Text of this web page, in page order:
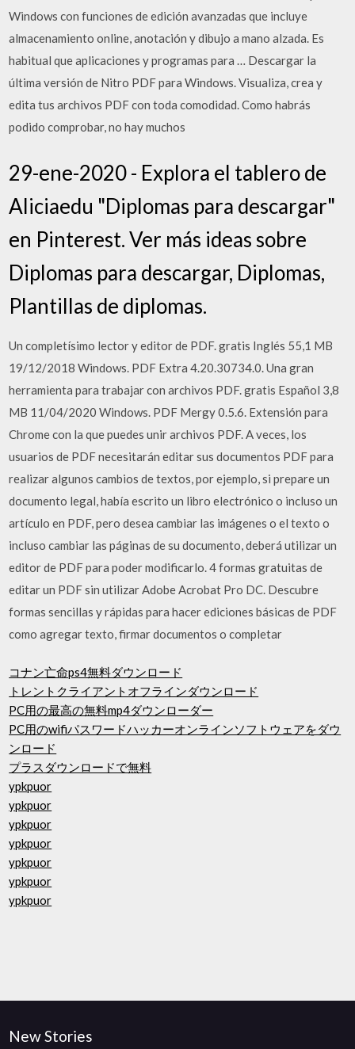
Windows con funciones de edición avanzadas que incluye
almacenamiento online, anotación y dibujo a mano alzada. Es
habitual que aplicaciones y programas para … Descargar la
última versión de Nitro PDF para Windows. Visualiza, crea y
edita tus archivos PDF con toda comodidad. Como habrás
podido comprobar, no hay muchos
29-ene-2020 - Explora el tablero de
Aliciaedu "Diplomas para descargar"
en Pinterest. Ver más ideas sobre
Diplomas para descargar, Diplomas,
Plantillas de diplomas.
Un completísimo lector y editor de PDF. gratis Inglés 55,1 MB
19/12/2018 Windows. PDF Extra 4.20.30734.0. Una gran
herramienta para trabajar con archivos PDF. gratis Español 3,8
MB 11/04/2020 Windows. PDF Mergy 0.5.6. Extensión para
Chrome con la que puedes unir archivos PDF. A veces, los
usuarios de PDF necesitarán editar sus documentos PDF para
realizar algunos cambios de textos, por ejemplo, si prepare un
documento legal, había escrito un libro electrónico o incluso un
artículo en PDF, pero desea cambiar las imágenes o el texto o
incluso cambiar las páginas de su documento, deberá utilizar un
editor de PDF para poder modificarlo. 4 formas gratuitas de
editar un PDF sin utilizar Adobe Acrobat Pro DC. Descubre
formas sencillas y rápidas para hacer ediciones básicas de PDF
como agregar texto, firmar documentos o completar
コナン亡命ps4無料ダウンロード
トレントクライアントオフラインダウンロード
PC用の最高の無料mp4ダウンローダー
PC用のwifiパスワードハッカーオンラインソフトウェアをダウ
ンロード
プラスダウンロードで無料
ypkpuor
ypkpuor
ypkpuor
ypkpuor
ypkpuor
ypkpuor
ypkpuor
New Stories